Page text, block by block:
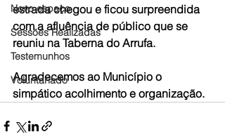
Novo espaço
Sessões Realizadas
Testemunhos
Voluntariado
estrada chegou e ficou surpreendida
com a afluência de público que se
reuniu na Taberna do Arrufa.
Agradecemos ao Município o
simpático acolhimento e organização.